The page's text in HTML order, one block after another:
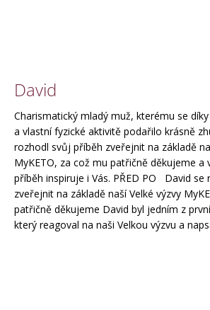
David
Charismatický mladý muž, kterému se
a vlastní fyzické aktivitě podařilo krásně
rozhodl svůj příběh zveřejnit na základě
MyKETO, za což mu patřičně děkujeme a
příběh inspiruje i Vás. PŘED PO David se
zveřejnit na základě naší Velké výzvy
patřičně děkujeme David byl jedním z
který reagoval na naši Velkou výzvu a